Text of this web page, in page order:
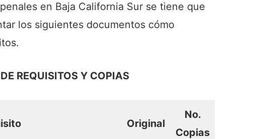
en Baja California Sur se tiene que
los siguientes documentos cómo
REQUISITOS Y COPIAS
Original
No.
Copias